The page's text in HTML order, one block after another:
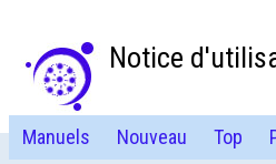
Notice
Manuels Nouveau Top